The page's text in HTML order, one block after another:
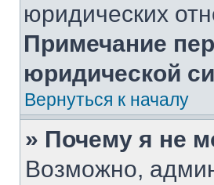
юридических
Примечание
юридической
Вернуться к началу
» Почему я не
Возможно,